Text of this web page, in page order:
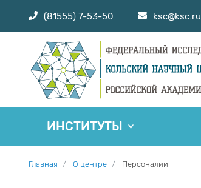
(81555) 7-53-50 ksc@ksc.ru
ИНСТИТУТЫ
Главная О центре Персоналии